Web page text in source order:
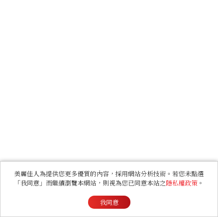
美麗佳人為提供您更多優質的內容，採用網站分析技術。若您未點選
「我同意」而繼續瀏覽本網站，則視為您已同意本站之隱私權政策 。
我同意